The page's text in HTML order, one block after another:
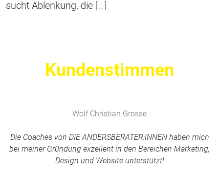
sucht Ablenkung, die […]
Kundenstimmen
Wolf Christian Grosse
Die Coaches von DIE ANDERSBERATER:INNEN haben mich
bei meiner Gründung exzellent in den Bereichen Marketing,
Design und Website unterstützt!